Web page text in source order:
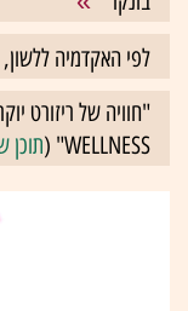
לפי האקדמיה
"חוויה של ריזורט
WELLNESS" (
תוכן